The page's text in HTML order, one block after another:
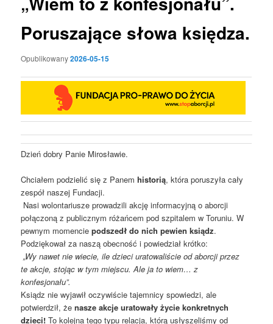
Poruszające słowa księdza.
Opublikowany2026-05-15
Dzień dobry Panie Mirosławie.
Chciałem podzielić się z Panemhistorią, która poruszyła cały
zespół naszej Fundacji.
Nasi wolontariusze prowadzili akcję informacyjną o aborcji
połączoną z publicznym różańcem pod szpitalem w Toruniu. W
pewnym momenciepodszedł do nich pewien ksiądz.
Podziękował za naszą obecność i powiedział krótko:
„Wy nawet nie wiecie, ile dzieci uratowaliście od aborcji przez
te akcje, stojąc w tym miejscu. Ale ja to wiem… z
konfesjonału”.
Ksiądz nie wyjawił oczywiście tajemnicy spowiedzi, ale
potwierdził, że nasze akcje uratowały życie konkretnych
dzieci! To kolejna tego typu relacja, którą usłyszeliśmy od